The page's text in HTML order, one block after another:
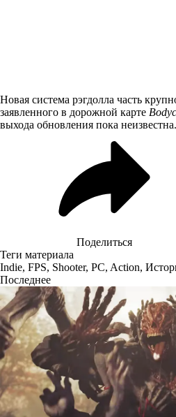
Новая система рэгдолла часть
заявленного в дорожной карте
выхода обновления пока неизвестна.
Поделиться
Теги материала
Indie, FPS, Shooter, PC, Action,
Последнее